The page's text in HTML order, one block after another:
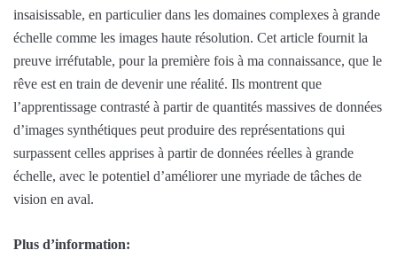
insaisissable, en particulier dans les domaines complexes à grande
échelle comme les images haute résolution. Cet article fournit la
preuve irréfutable, pour la première fois à ma connaissance, que le
rêve est en train de devenir une réalité. Ils montrent que
l’apprentissage contrasté à partir de quantités massives de données
d’images synthétiques peut produire des représentations qui
surpassent celles apprises à partir de données réelles à grande
échelle, avec le potentiel d’améliorer une myriade de tâches de
vision en aval.
Plus d’information: